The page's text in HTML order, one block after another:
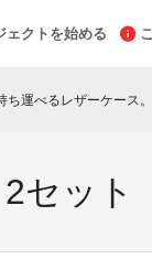
ェクトを始める
ち運べるレザーケース
ット